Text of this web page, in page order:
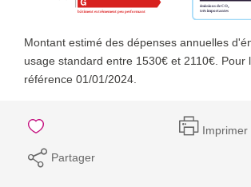
Montant estimé des dépenses annuelles
usage standard entre 1530€ et 2110€. Pour
référence 01/01/2024.
Imprimer
Partager